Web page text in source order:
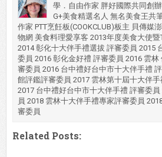
學．自由作家 胖好國際共同創
G+美食精選名人 無名美食王共
作家 PTT烹飪板(COOKCLUB)板主 貝傳媒
物網 美食料理愛享客 2013年度美食大使
2014 彰化十大伴手禮選拔 評審委員 2015
委員 2016 彰化金好禮 評審委員 2016 雲
審委員 2016 台中禮好台中市十大伴手禮
館評鑑評審委員 2017 雲林第十屆十大伴
2017 台中禮好台中市十大伴手禮 評審委
員 2018 雲林十大伴手禮專家評審委員
審委員
Related Posts: